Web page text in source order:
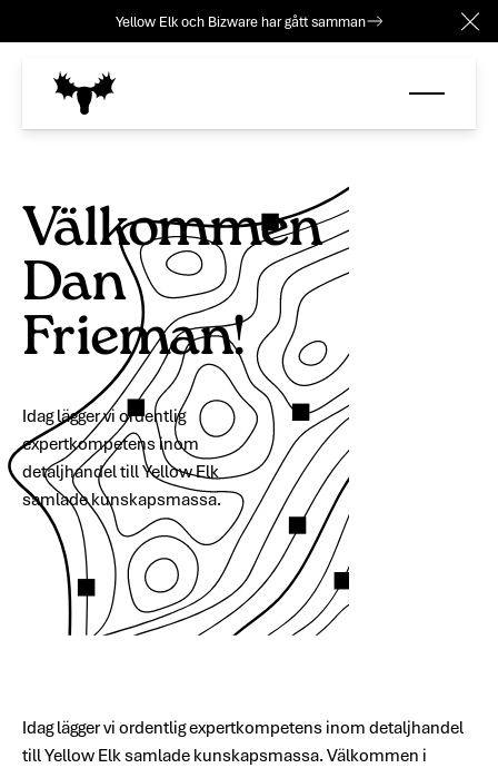
Yellow Elk och Bizware har gått samman
Välkommen
Dan
Frieman!
Idag lägger vi ordentlig
expertkompetens inom
detaljhandel till Yellow Elk
samlade kunskapsmassa.
Idag lägger vi ordentlig expertkompetens inom detaljhandel
till Yellow Elk samlade kunskapsmassa. Välkommen i